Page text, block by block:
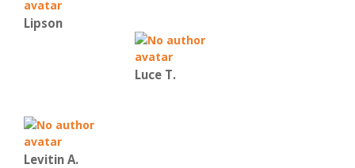
Lipson
Luce T.
Levitin A.